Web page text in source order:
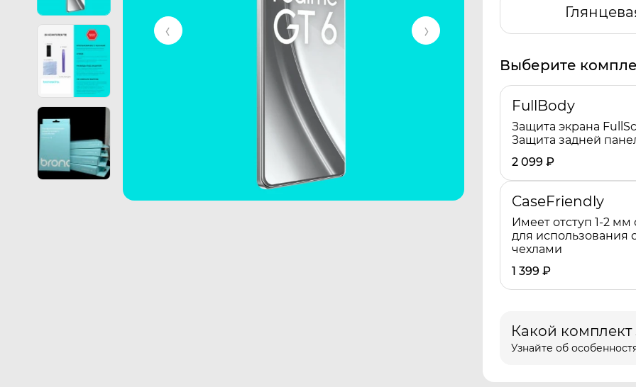
Выберите
FullBody
Защита экрана
Защита задней
2 099 ₽
CaseFriendly
Имеет отступ 1-2 мм
для использования
чехлами
1 399 ₽
Какой
Узнайте об